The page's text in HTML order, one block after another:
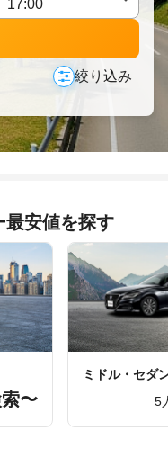
絞り込み
最安値を探す
〜
ミドル・セダ
5